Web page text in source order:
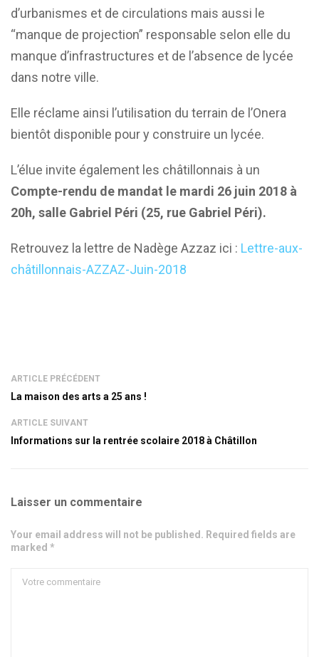
d’urbanismes et de circulations mais aussi le
“manque de projection” responsable selon elle du
manque d’infrastructures et de l’absence de lycée
dans notre ville.
Elle réclame ainsi l’utilisation du terrain de l’Onera
bientôt disponible pour y construire un lycée.
L’élue invite également les châtillonnais à un
Compte-rendu de mandat le mardi 26 juin 2018 à
20h, salle Gabriel Péri (25, rue Gabriel Péri).
Retrouvez la lettre de Nadège Azzaz ici : Lettre-aux-
châtillonnais-AZZAZ-Juin-2018
ARTICLE PRÉCÉDENT
La maison des arts a 25 ans !
ARTICLE SUIVANT
Informations sur la rentrée scolaire 2018 à Châtillon
Laisser un commentaire
Your email address will not be published. Required fields are
marked *